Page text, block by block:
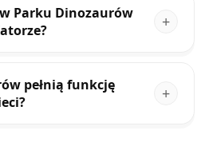
Parku Dinozaurów
pełnią funkcję